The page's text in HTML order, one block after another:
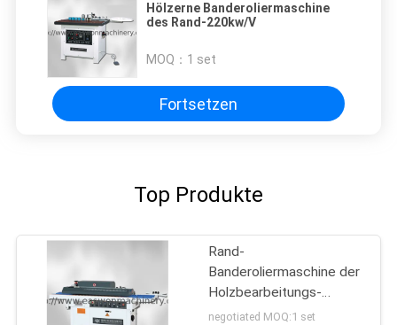
Hölzerne Banderoliermaschine
des Rand-220kw/V
MOQ： 1 set
Fortsetzen
Top Produkte
Rand-
Banderoliermaschine der
Holzbearbeitungs-
0.6MPa
negotiated MOQ:1 set